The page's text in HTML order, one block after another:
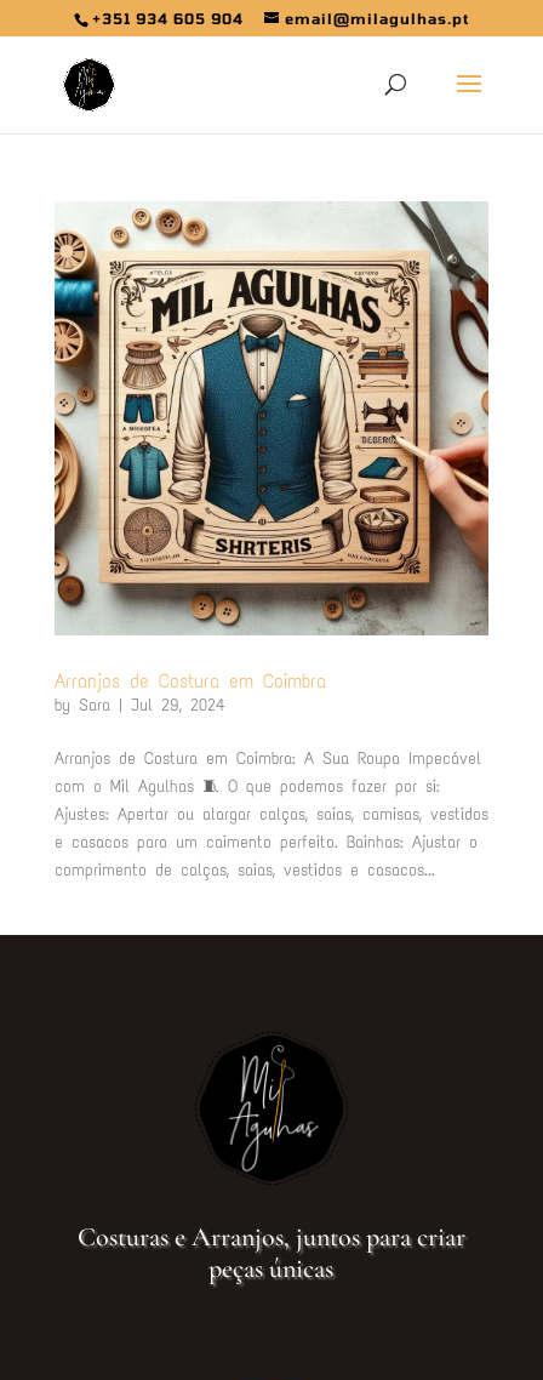
+351 934 605 904 email@milagulhas.pt
Arranjos de Costura em Coimbra
by Sara| Jul 29, 2024
Arranjos de Costura em Coimbra: A Sua Roupa Impecável
com o Mil Agulhas 🧵 O que podemos fazer por si:
Ajustes: Apertar ou alargar calças, saias, camisas, vestidos
e casacos para um caimento perfeito. Bainhas: Ajustar o
comprimento de calças, saias, vestidos e casacos...
Costuras e Arranjos, juntos para criar
peças únicas